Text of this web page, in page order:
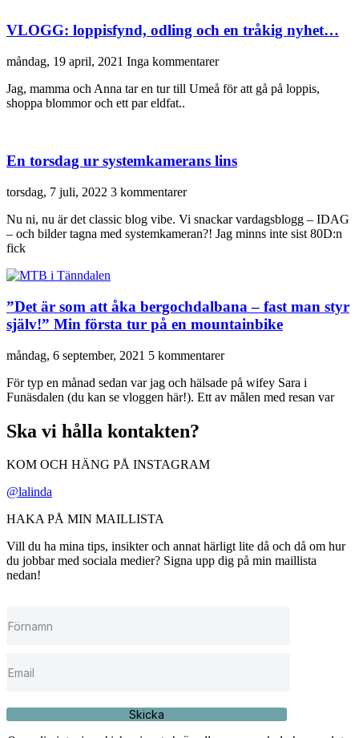
VLOGG: loppisfynd, odling och en tråkig nyhet…
måndag, 19 april, 2021 Inga kommentarer
Jag, mamma och Anna tar en tur till Umeå för att gå på loppis,
shoppa blommor och ett par eldfat..
En torsdag ur systemkamerans lins
torsdag, 7 juli, 2022 3 kommentarer
Nu ni, nu är det classic blog vibe. Vi snackar vardagsblogg – IDAG
– och bilder tagna med systemkameran?! Jag minns inte sist 80D:n
fick
”Det är som att åka bergochdalbana – fast man styr
själv!” Min första tur på en mountainbike
måndag, 6 september, 2021 5 kommentarer
För typ en månad sedan var jag och hälsade på wifey Sara i
Funäsdalen (du kan se vloggen här!). Ett av målen med resan var
Ska vi hålla kontakten?
KOM OCH HÄNG PÅ INSTAGRAM
@lalinda
HAKA PÅ MIN MAILLISTA
Vill du ha mina tips, insikter och annat härligt lite då och då om hur
du jobbar med sociala medier? Signa upp dig på min maillista
nedan!
Skicka